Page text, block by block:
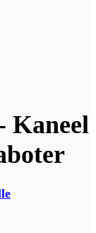
Kaneel